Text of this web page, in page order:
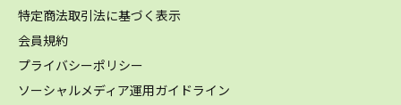
特定商法取引法に基づく表示
会員規約
プライバシーポリシー
ソーシャルメディア運用ガイドライン